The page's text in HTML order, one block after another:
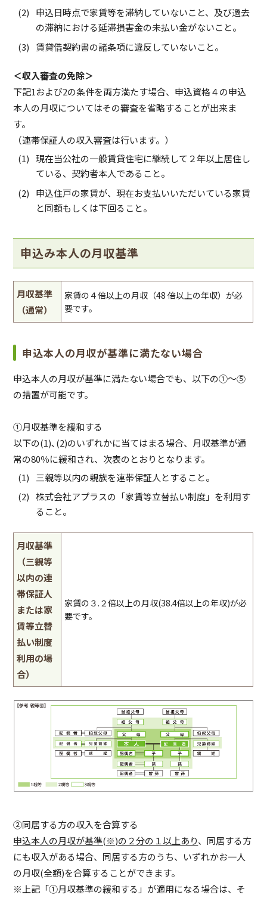
申込日時点で家賃等を滞納していないこと、及び過去
の滞納における延滞損害金の未払い金がないこと。
賃貸借契約書の諸条項に違反していないこと。
＜収入審査の免除＞
下記1および2の条件を両方満たす場合、申込資格４の申込
本人の月収についてはその審査を省略することが出来ま
す。
（連帯保証人の収入審査は行います。）
現在当公社の一般賃貸住宅に継続して２年以上居住し
ている、契約者本人であること。
申込住戸の家賃が、現在お支払いいただいている家賃
と同額もしくは下回ること。
申込み本人の月収基準
月収基準
（通常）
家賃の４倍以上の月収（48 倍以上の年収）が必
要です。
申込本人の月収が基準に満たない場合
申込本人の月収が基準に満たない場合でも、以下の①～⑤
の措置が可能です。
①月収基準を緩和する
以下の(1)､(2)のいずれかに当てはまる場合、月収基準が通
常の80％に緩和され、次表のとおりとなります。
三親等以内の親族を連帯保証人とすること。
株式会社アプラスの「家賃等立替払い制度」を利用す
ること。
月収基準
（三親等
以内の連
帯保証人
または家
賃等立替
払い制度
利用の場
合）
家賃の３.２倍以上の月収(38.4倍以上の年収)が必
要です。
②同居する方の収入を合算する
申込本人の月収が基準(※)の２分の１以上あり、同居する方
にも収入がある場合、同居する方のうち、いずれかお一人
の月収(全額)を合算することができます。
※上記「①月収基準の緩和する」が適用になる場合は、そ